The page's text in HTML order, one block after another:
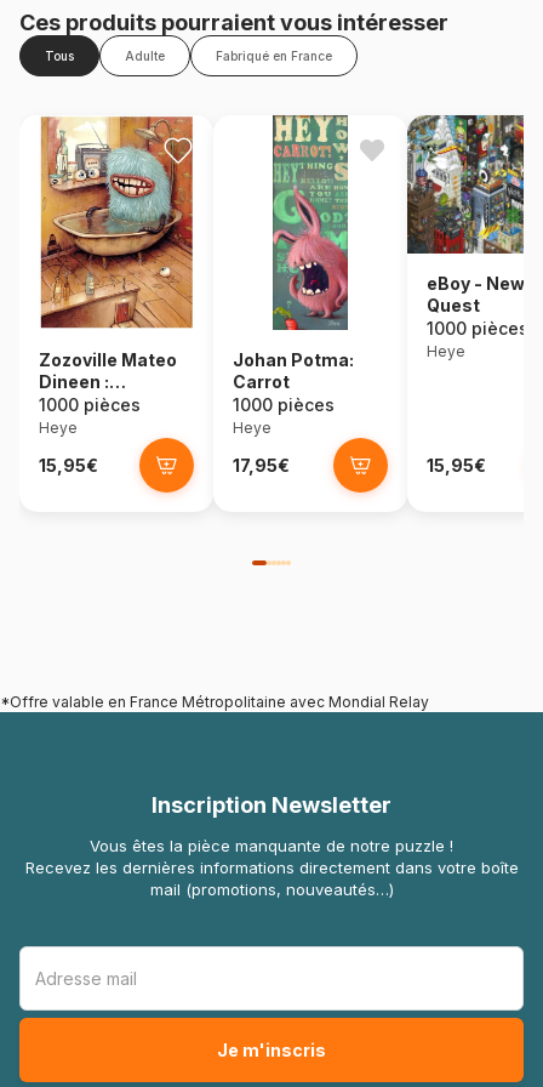
Ces produits pourraient vous intéresser
Tous Adulte Fabriqué en France
Zozoville Mateo
Dineen :
Baignoire
1000 pièces
Heye
15,95€
Johan Potma:
Carrot
1000 pièces
Heye
17,95€
eBoy - New
Quest
1000 pièces
Heye
15,95€
*Offre valable en France Métropolitaine avec Mondial Relay
Inscription Newsletter
Vous êtes la pièce manquante de notre puzzle !
Recevez les dernières informations directement dans votre boîte
mail (promotions, nouveautés…)